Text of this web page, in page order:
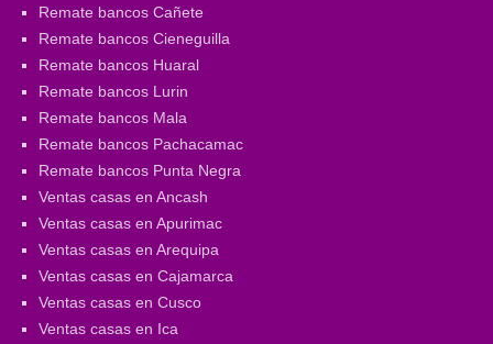
Remate bancos Cañete
Remate bancos Cieneguilla
Remate bancos Huaral
Remate bancos Lurin
Remate bancos Mala
Remate bancos Pachacamac
Remate bancos Punta Negra
Ventas casas en Ancash
Ventas casas en Apurimac
Ventas casas en Arequipa
Ventas casas en Cajamarca
Ventas casas en Cusco
Ventas casas en Ica